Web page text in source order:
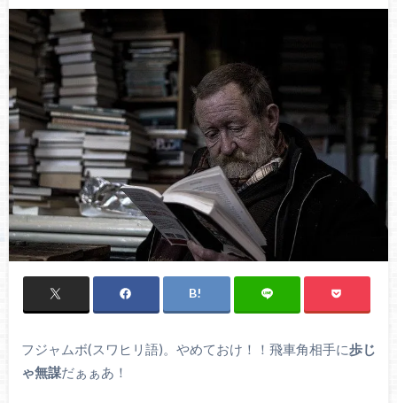
フジャムボ(スワヒリ語)。やめておけ！！飛車角相手に歩じ
ゃ無謀だぁぁあ！